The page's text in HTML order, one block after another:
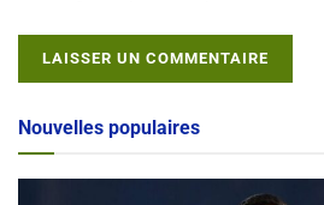
Alternative:
Nouvelles populaires